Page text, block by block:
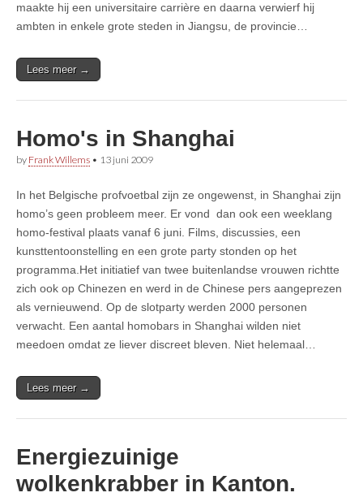
maakte hij een universitaire carrière en daarna verwierf hij
ambten in enkele grote steden in Jiangsu, de provincie…
Lees meer →
Homo's in Shanghai
by Frank Willems • 13 juni 2009
In het Belgische profvoetbal zijn ze ongewenst, in Shanghai zijn
homo’s geen probleem meer. Er vond dan ook een weeklang
homo-festival plaats vanaf 6 juni. Films, discussies, een
kunsttentoonstelling en een grote party stonden op het
programma.Het initiatief van twee buitenlandse vrouwen richtte
zich ook op Chinezen en werd in de Chinese pers aangeprezen
als vernieuwend. Op de slotparty werden 2000 personen
verwacht. Een aantal homobars in Shanghai wilden niet
meedoen omdat ze liever discreet bleven. Niet helemaal…
Lees meer →
Energiezuinige
wolkenkrabber in Kanton.